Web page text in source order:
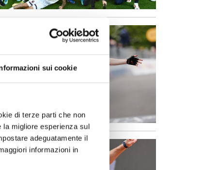
sui cookie
di terze parti che non
la migliore esperienza sul
adeguatamente il
informazioni in